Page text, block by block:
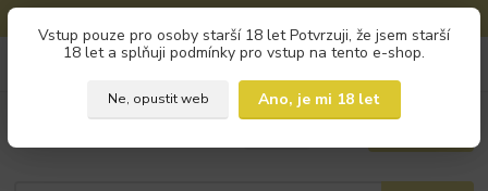
Vstup pouze pro osoby starší 18 let Potvrzuji, že jsem starší
18 let a splňuji podmínky pro vstup na tento e-shop.
Ne, opustit web
Ano, je mi 18 let
+420 793 960 166